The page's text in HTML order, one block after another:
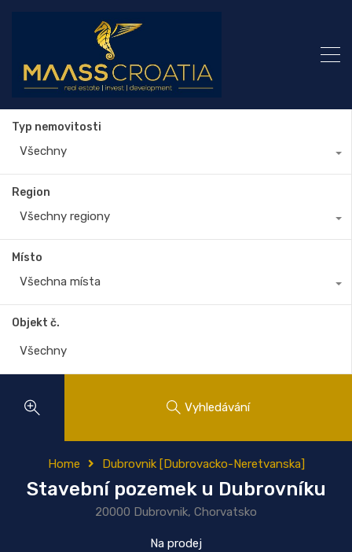
Typ nemovitosti
Všechny
Region
Všechny regiony
Místo
Všechna místa
Objekt č.
Vyhledávání
Home Dubrovnik [Dubrovacko-Neretvanska]
Stavební pozemek u Dubrovníku
20000 Dubrovnik, Chorvatsko
Na prodej